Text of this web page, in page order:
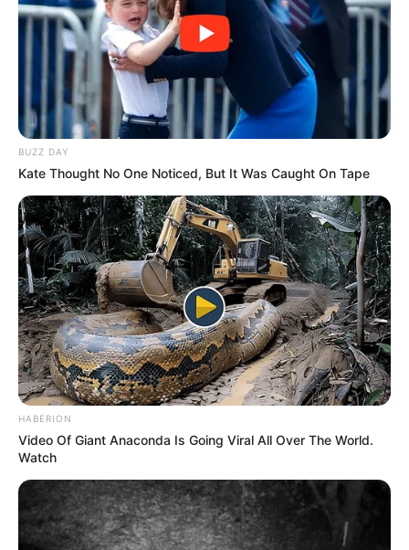
BUZZ DAY
Kate Thought No One Noticed, But It Was Caught On Tape
HABERION
Video Of Giant Anaconda Is Going Viral All Over The World.
Watch